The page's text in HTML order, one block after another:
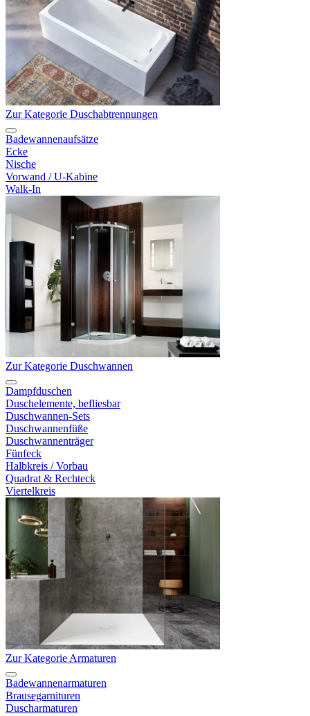
Zur Kategorie Duschabtrennungen
Badewannenaufsätze
Ecke
Nische
Vorwand / U-Kabine
Walk-In
Zur Kategorie Duschwannen
Dampfduschen
Duschelemente, befliesbar
Duschwannen-Sets
Duschwannenfüße
Duschwannenträger
Fünfeck
Halbkreis / Vorbau
Quadrat & Rechteck
Viertelkreis
Zur Kategorie Armaturen
Badewannenarmaturen
Brausegarnituren
Duscharmaturen